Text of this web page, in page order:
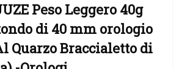
Peso Leggero 40g
di 40 mm orologio
Quarzo Braccialetto di